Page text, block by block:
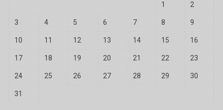
1 2
3 4 5 6 7 8 9
10 11 12 13 14 15 16
17 18 19 20 21 22 23
24 25 26 27 28 29 30
31